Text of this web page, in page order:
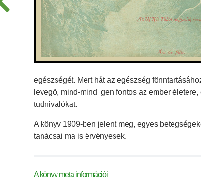
egészségét. Mert hát az egészség
levegő, mind-mind igen fontos az ember
tudnivalókat.
A könyv 1909-ben jelent meg, egyes
tanácsai ma is érvényesek.
A könyv meta információi